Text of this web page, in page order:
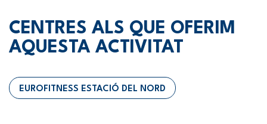
CENTRES ALS QUE OFERIM
AQUESTA ACTIVITAT
EUROFITNESS ESTACIÓ DEL NORD